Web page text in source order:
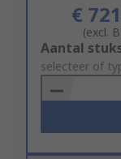
€
(excl.
Add
to
Basket
Aantal
selecteer of